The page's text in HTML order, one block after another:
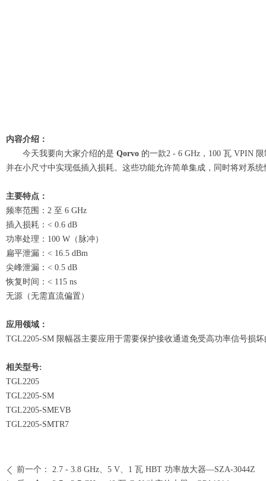
内容介绍：
今天我要向大家介绍的是 Qorvo 的一款2 - 6 GHz，100 瓦 VPIN
并在小尺寸中实现低插入损耗。这些功能允许简单集成，同时将对系
主要特点：
频率范围：2 至 6 GHz
插入损耗：< 0.6 dB
功率处理：100 W（脉冲）
扁平泄漏：< 16.5 dBm
尖峰泄漏：< 0.5 dB
恢复时间：< 115 ns
无源（无需直流偏置）
应用领域：
TGL2205-SM 限幅器主要应用于需要保护接收通道免受高功率信号损
相关型号:
TGL2205
TGL2205-SM
TGL2205-SMEVB
TGL2205-SMTR7
ꄴ 前一个： 2.7 - 3.8 GHz、5 V、1 瓦 HBT 功率放大器—SZA-3044Z